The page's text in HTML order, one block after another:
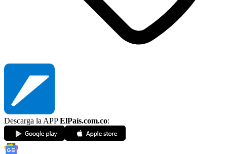
Descarga la APPElPaís.com.co: